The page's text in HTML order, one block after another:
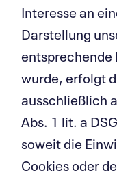
Interesse an
Darstellung
wurde, erfolgt
ausschließlich
Abs. 1 lit. a
soweit die
Cookies oder